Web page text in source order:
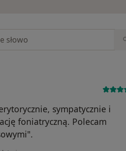
sympatycznie i
foniatryczną. Polecam